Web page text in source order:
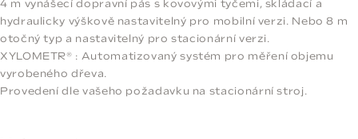
4 m vynášecí dopravní pás s kovovými tyčemi, skládací a
hydraulicky výškově nastavitelný pro mobilní verzi. Nebo 8 m
otočný typ a nastavitelný pro stacionární verzi.
XYLOMETR® : Automatizovaný systém pro měření objemu
vyrobeného dřeva.
Provedení dle vašeho požadavku na stacionární stroj.